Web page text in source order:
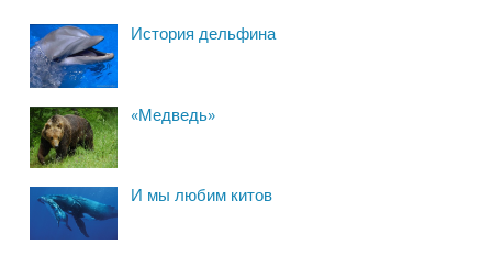
История дельфина
«Медведь»
И мы любим китов